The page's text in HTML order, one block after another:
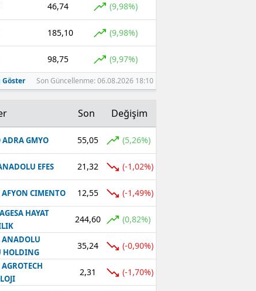
46,74 (9,98%)
185,10 (9,98%)
98,75 (9,97%)
Son Güncellenme: 06.08.2026 18:10
Son Değişim
ADRA GMYO 55,05 (5,26%)
EFES 21,32 (-1,02%)
CIMENTO 12,55 (-1,49%)
HAYAT
244,60 (0,82%)
ANADOLU
HOLDING
35,24 (-0,90%)
2,31 (-1,70%)